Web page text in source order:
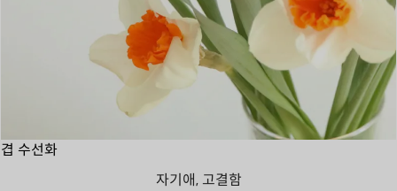
겹 수선화
자기애, 고결함